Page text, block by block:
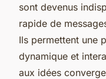
sont devenus
rapide de
Ils permettent une
dynamique et
aux idées